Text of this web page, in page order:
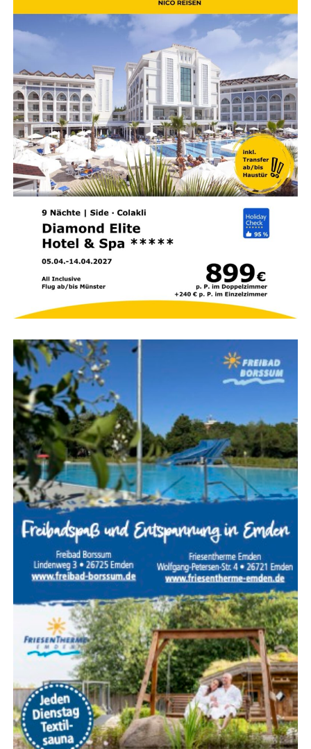
wer­den sollte
Nicht jedes Hotel, das sich mit dem Sie­gel „fami­li­en­
freund­lich“ schmückt, hält in der Pra­xis alle Ver­spre­chen.
Ein genau­er Blick auf die Aus­stat­tungs­de­tails lohnt sich
daher vor der Entscheidung:
Kin­der­be­treu­ung:Gibt es qua­li­fi­zier­te Betreu­ung
in alters­ge­recht auf­ge­teil­ten Gruppen?
Sprach­an­ge­bot:Wer­den die Akti­vi­tä­ten im Kids-
Club auch auf Deutsch oder mehr­spra­chig
angeboten?
Strand­si­cher­heit:
sind aus­ge­bil­de­te Ret­tungs­schwim­mer vor Ort?
Medi­zi­ni­sche Ver­sor­gung:Wie schnell ist im Not­
fall der nächs­te Arzt oder ein Kran­ken­haus
erreichbar?
Zim­mer­aus­stat­tung:
Bie­tet das Hotel geräu­mi­ge
Fami­li­en­zim­mer mit Baby­aus­stat­tung (Git­ter­bett,
Baby­phon, Wasserkocher)?
Kuli­na­rik:Ste­hen meh­re­re À‑la-car­te-Restau­rants
zur Ver­fü­gung, um kuli­na­ri­sche Abwechs­lung zum
Buf­fet zu bieten?
Wäh­rend All-Inclu­si­ve extrem prak­tisch ist, schwankt die
Qua­li­tät der Buf­fets von Haus zu Haus. Wer mit Säug­lin­
gen oder Klein­kin­dern reist, soll­te zudem gezielt nach
ruhig gele­ge­nen Zim­mern mit zusätz­li­chen Rück­zugs­
mög­lich­kei­ten fragen.
Sicher­heit, Ser­vice und exzel­len­tes
Preis-Leistungs-Verhältnis
Die Tür­kei punk­tet im inter­na­tio­na­len Ver­gleich unver­än­
dert mit einem her­aus­ra­gen­den Preis-Leis­tungs-Ver­hält­
nis. Selbst hoch­klas­si­ge 5‑S­ter­ne-Resorts mit umfang­rei­
chem Ser­vice­an­ge­bot sind oft deut­lich güns­ti­ger als ver­
gleich­ba­re Anla­gen in ande­ren Mit­tel­meer­re­gio­nen.